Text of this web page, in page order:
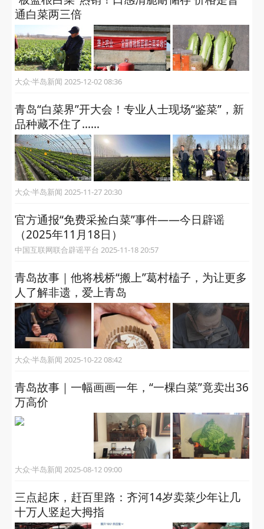
通白菜两三倍
大众·半岛新闻 2025-12-02 08:36
青岛“白菜界”开大会！专业人士现场“鉴菜”，新
品种藏不住了……
大众·半岛新闻 2025-11-27 20:30
官方通报“免费采捡白菜”事件——今日辟谣
（2025年11月18日）
中国互联网联合辟谣平台 2025-11-18 20:57
青岛故事｜他将栈桥“搬上”葛村榼子，为让更多
人了解非遗，爱上青岛
大众·半岛新闻 2025-10-22 08:42
青岛故事｜一幅画画一年，“一棵白菜”竟卖出36
万高价
大众·半岛新闻 2025-08-12 09:00
三点起床，赶百里路：齐河14岁卖菜少年让几
十万人竖起大拇指